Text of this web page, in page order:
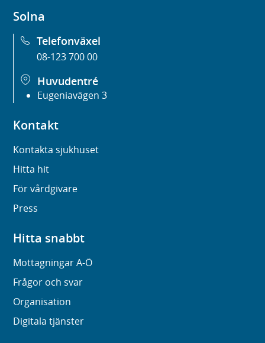
Solna
Telefonväxel
08-123 700 00
Huvudentré
Eugeniavägen 3
Kontakt
Kontakta sjukhuset
Hitta hit
För vårdgivare
Press
Hitta snabbt
Mottagningar A-Ö
Frågor och svar
Organisation
Digitala tjänster